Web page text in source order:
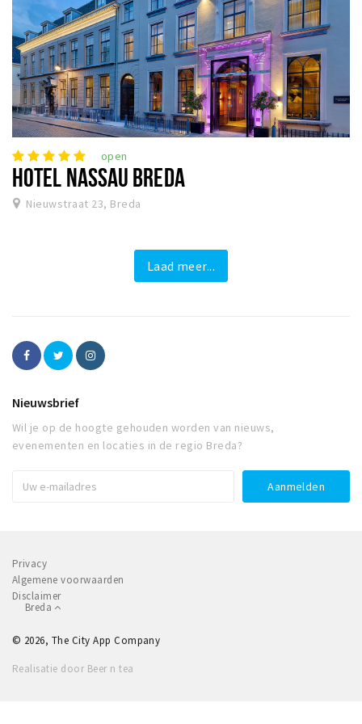
open
HOTEL NASSAU BREDA
Nieuwstraat 23, Breda
Laad meer...
Nieuwsbrief
Wil je op de hoogte gehouden worden van nieuws,
evenementen en locaties in de regio Breda?
Privacy
Algemene voorwaarden
Disclaimer
Breda
© 2026, The City App Company
Realisatie door Beer n tea